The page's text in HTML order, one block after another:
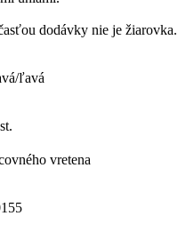
vretena
dodávky nie je žiarovka.
ľavá